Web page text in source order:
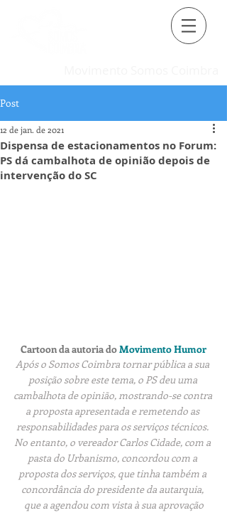
Post
Dispensa de estacionamentos no Forum:
PS dá cambalhota de opinião depois de
intervenção do SC
12 de jan. de 2021
Cartoon da autoria doMovimento Humor
Após o Somos Coimbra tornar pública a sua
posição sobre este tema, o PS deu uma
cambalhota de opinião, mostrando-se contra
a proposta apresentada e remetendo as
responsabilidades para os serviços técnicos.
No entanto, o vereador Carlos Cidade, com a
pasta do Urbanismo, concordou com a
proposta dos serviços, que tinha também a
concordância do presidente da autarquia,
que a agendou com vista à sua aprovação